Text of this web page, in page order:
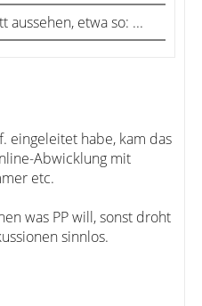
aussehen, etwa so: ...
eingeleitet habe, kam das
Abwicklung mit
etc.
was PP will, sonst droht
sinnlos.